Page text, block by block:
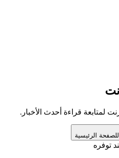
لمتابعة قراءة أحدث الأخبار.
للصفحة الرئيسية
توفره